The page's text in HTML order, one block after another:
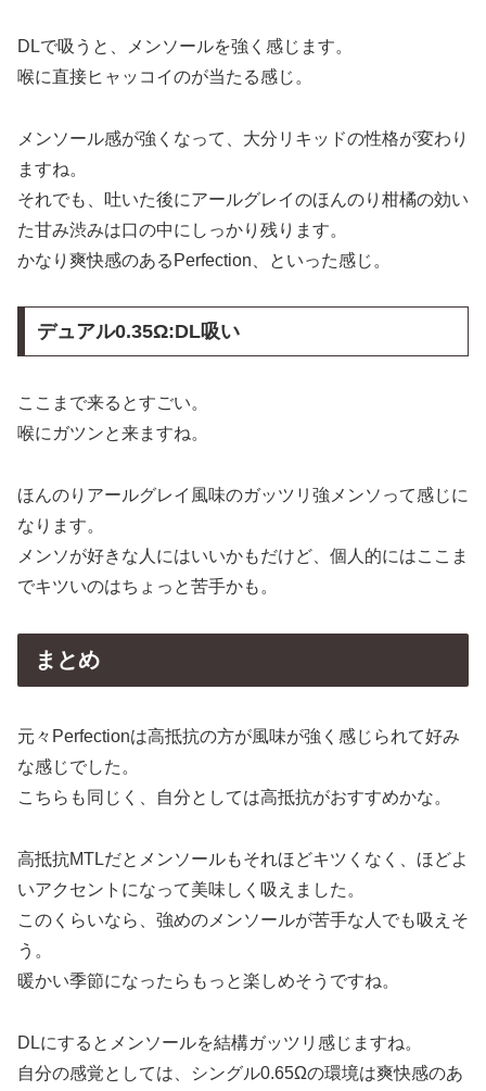
DLで吸うと、メンソールを強く感じます。
喉に直接ヒャッコイのが当たる感じ。
メンソール感が強くなって、大分リキッドの性格が変わり
ますね。
それでも、吐いた後にアールグレイのほんのり柑橘の効い
た甘み渋みは口の中にしっかり残ります。
かなり爽快感のあるPerfection、といった感じ。
デュアル0.35Ω:DL吸い
ここまで来るとすごい。
喉にガツンと来ますね。
ほんのりアールグレイ風味のガッツリ強メンソって感じに
なります。
メンソが好きな人にはいいかもだけど、個人的にはここま
でキツいのはちょっと苦手かも。
まとめ
元々Perfectionは高抵抗の方が風味が強く感じられて好み
な感じでした。
こちらも同じく、自分としては高抵抗がおすすめかな。
高抵抗MTLだとメンソールもそれほどキツくなく、ほどよ
いアクセントになって美味しく吸えました。
このくらいなら、強めのメンソールが苦手な人でも吸えそ
う。
暖かい季節になったらもっと楽しめそうですね。
DLにするとメンソールを結構ガッツリ感じますね。
自分の感覚としては、シングル0.65Ωの環境は爽快感のあ